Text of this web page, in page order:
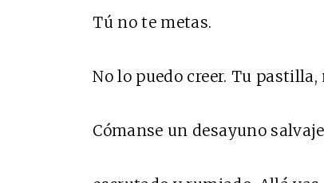
Tú no te metas.
No lo puedo creer. Tu pastilla,
Cómanse un desayuno